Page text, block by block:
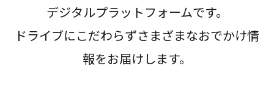
デジタルプラットフォームです。
ドライブにこだわらずさまざまなおでかけ情
報をお届けします。